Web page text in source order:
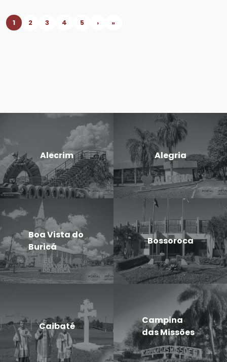
1 2 3 4 5 › »
Alecrim Alegria
Boa Vista do
Buricá
Bossoroca
Caibaté
Campina
das Missões